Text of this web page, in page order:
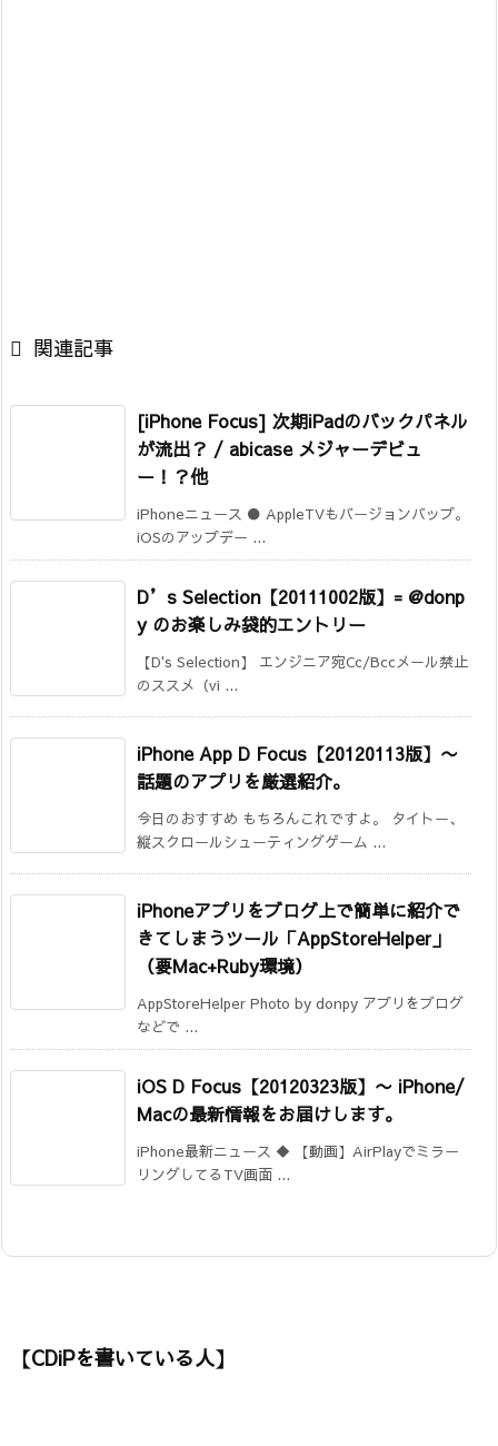
 関連記事
[iPhone Focus] 次期iPadのバックパネル
が流出？ / abicase メジャーデビュ
ー！？他
iPhoneニュース ● AppleTVもバージョンバップ。
iOSのアップデー ...
D’s Selection【20111002版】= @donp
y のお楽しみ袋的エントリー
【D's Selection】 エンジニア宛Cc/Bccメール禁止
のススメ（vi ...
iPhone App D Focus【20120113版】〜
話題のアプリを厳選紹介。
今日のおすすめ もちろんこれですよ。 タイトー、
縦スクロールシューティングゲーム ...
iPhoneアプリをブログ上で簡単に紹介で
きてしまうツール「AppStoreHelper」
（要Mac+Ruby環境）
AppStoreHelper Photo by donpy アプリをブログ
などで ...
iOS D Focus【20120323版】 〜 iPhone/
Macの最新情報をお届けします。
iPhone最新ニュース ◆ 【動画】AirPlayでミラー
リングしてるTV画面 ...
【CDiPを書いている人】